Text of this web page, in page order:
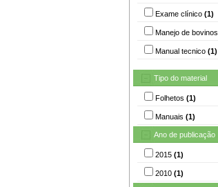
Exame clínico (1)
Manejo de bovinos
Manual tecnico (1)
Tipo do material
Folhetos (1)
Manuais (1)
Ano de publicação
2015 (1)
2010 (1)